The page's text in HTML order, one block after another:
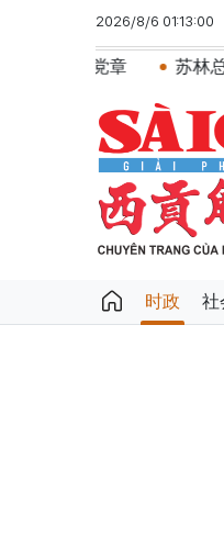
2026/8/6 01:13:00
总书记、国家主席会见东
时政 社